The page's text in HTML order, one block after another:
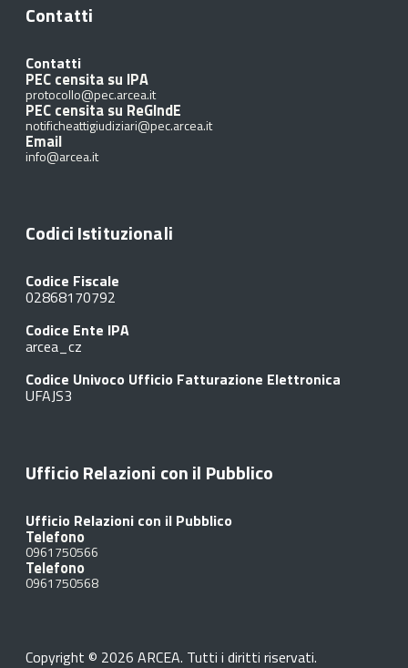
Contatti
Contatti
PEC censita su IPA
protocollo@pec.arcea.it
PEC censita su ReGIndE
notificheattigiudiziari@pec.arcea.it
Email
info@arcea.it
Codici Istituzionali
Codice Fiscale
02868170792
Codice Ente IPA
arcea_cz
Codice Univoco Ufficio Fatturazione Elettronica
UFAJS3
Ufficio Relazioni con il Pubblico
Ufficio Relazioni con il Pubblico
Telefono
0961750566
Telefono
0961750568
Copyright © 2026 ARCEA. Tutti i diritti riservati.